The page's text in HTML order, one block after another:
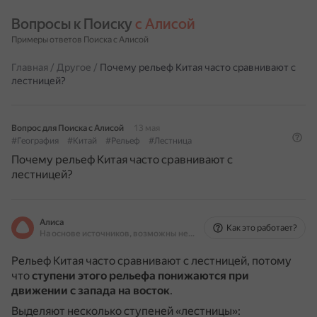
Вопросы к Поиску с Алисой
Примеры ответов Поиска с Алисой
Главная / Другое / Почему рельеф Китая часто сравнивают с
лестницей?
Вопрос для Поиска с Алисой
13 мая
#География
#Китай #Рельеф #Лестница
Почему рельеф Китая часто сравнивают с
лестницей?
Алиса
На основе источников, возможны неточности
Как это работает?
Рельеф Китая часто сравнивают с лестницей, потому
чтоступени этого рельефа понижаются при
движении с запада на восток.
Выделяют несколько ступеней «лестницы»: